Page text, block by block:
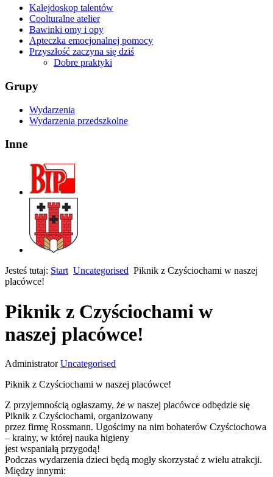
Kalejdoskop talentów
Coolturalne atelier
Bawinki omy i opy
Apteczka emocjonalnej pomocy
Przyszłość zaczyna się dziś
Dobre praktyki
Grupy
Wydarzenia
Wydarzenia przedszkolne
Inne
Jesteś tutaj: Start Uncategorised Piknik z Czyściochami w naszej
placówce!
Piknik z Czyściochami w
naszej placówce!
Administrator Uncategorised
Piknik z Czyściochami w naszej placówce!
Z przyjemnością ogłaszamy, że w naszej placówce odbędzie się
Piknik z Czyściochami, organizowany
przez firmę Rossmann. Ugościmy na nim bohaterów Czyściochowa
– krainy, w której nauka higieny
jest wspaniałą przygodą!
Podczas wydarzenia dzieci będą mogły skorzystać z wielu atrakcji.
Między innymi: